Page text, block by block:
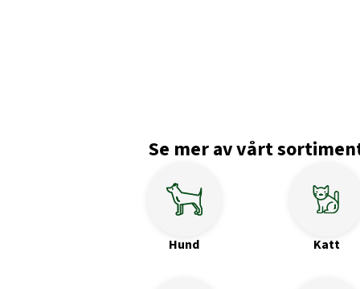
Se mer av vårt
Hund Katt